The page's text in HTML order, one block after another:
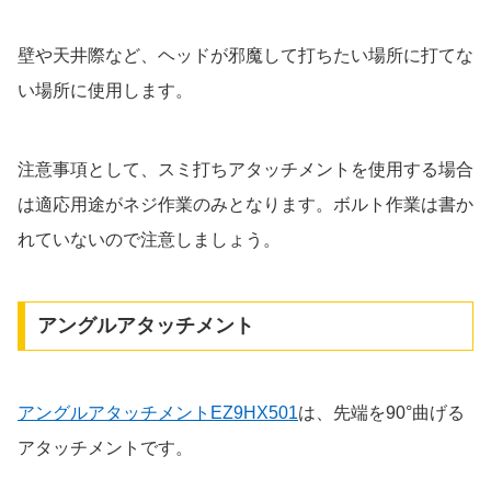
壁や天井際など、ヘッドが邪魔して打ちたい場所に打てな
い場所に使用します。
注意事項として、スミ打ちアタッチメントを使用する場合
は適応用途がネジ作業のみとなります。ボルト作業は書か
れていないので注意しましょう。
アングルアタッチメント
アングルアタッチメントEZ9HX501は、先端を90°曲げる
アタッチメントです。